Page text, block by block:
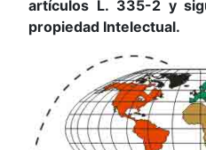
artículos L. 335-2 y
propiedad Intelectual.